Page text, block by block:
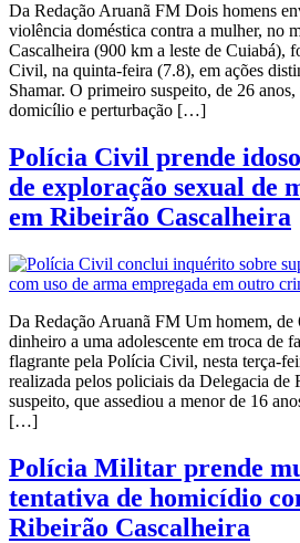
Da Redação Aruanã FM Dois homens
violência doméstica contra a mulher, no
Cascalheira (900 km a leste de Cuiabá),
Civil, na quinta-feira (7.8), em ações
Shamar. O primeiro suspeito, de 26
domicílio e perturbação […]
Polícia Civil prende
de exploração sexual de
em Ribeirão Cascalheira
Da Redação Aruanã FM Um homem, de
dinheiro a uma adolescente em troca de
flagrante pela Polícia Civil, nesta terça-
realizada pelos policiais da Delegacia de
suspeito, que assediou a menor de 16
[…]
Polícia Militar prende
tentativa de homicídio
Ribeirão Cascalheira